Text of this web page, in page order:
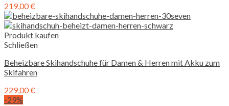
219,00€
Produkt kaufen
Schließen
Beheizbare Skihandschuhe für Damen & Herren mit Akku zum
Skifahren
229,00€
-29%